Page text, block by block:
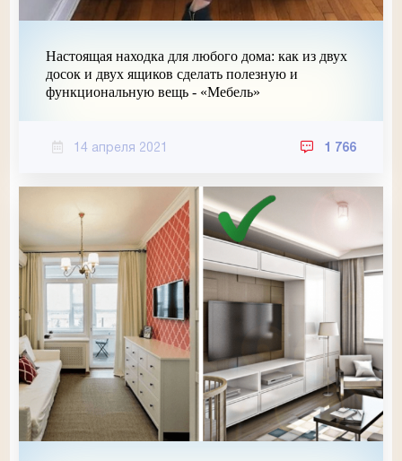
Настоящая находка для любого дома: как из двух
досок и двух ящиков сделать полезную и
функциональную вещь - «Мебель»
14 апреля 2021 1 766